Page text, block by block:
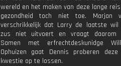
wereld en het maken van deze lange
gezondheid toch niet toe. Marjan
verschrikkelijk dat Larry de laatste wil
zus niet uitvoert en vraagt daarom
Samen met erfrechtdeskunidge
Ophuizen gaat Dennis proberen deze
kwestie op te lossen.